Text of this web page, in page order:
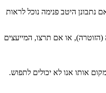
היטב פנימה נוכל לראות
או אם תרצו, המייעצים
אותו אנו לא יכולים לתפוש.